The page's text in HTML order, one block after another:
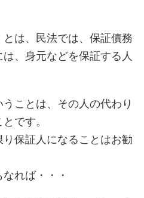
は、民法では、保証債務
、身元などを保証する人
ことは、その人の代わり
です。
保証人になることはお勧
れば・・・